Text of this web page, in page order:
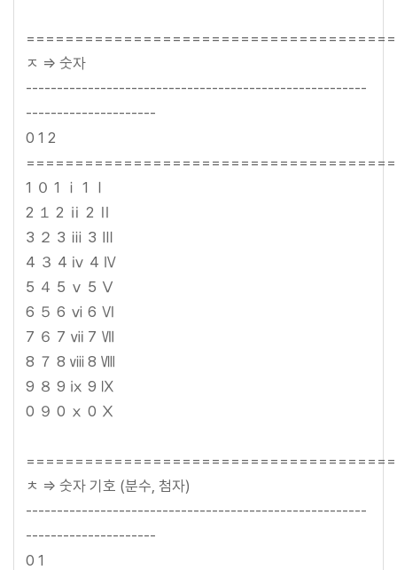
ㅈ => 숫자
-------------------------------------------------------
---------------------
0 1 2
1 ０ 1 ⅰ 1 Ⅰ
2 １ 2 ⅱ 2 Ⅱ
3 ２ 3 ⅲ 3 Ⅲ
4 ３ 4 ⅳ 4 Ⅳ
5 ４ 5 ⅴ 5 Ⅴ
6 ５ 6 ⅵ 6 Ⅵ
7 ６ 7 ⅶ 7 Ⅶ
8 ７ 8 ⅷ 8 Ⅷ
9 ８ 9 ⅸ 9 Ⅸ
0 ９ 0 ⅹ 0 Ⅹ
ㅊ => 숫자 기호 (분수, 첨자)
-------------------------------------------------------
---------------------
0 1